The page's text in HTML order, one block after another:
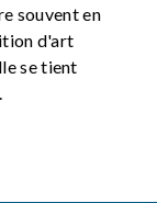
souvent en
d'art
se tient